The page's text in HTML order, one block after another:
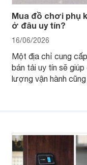
Mua đồ chơi phụ
ở đâu uy tín?
16/06/2026
Một địa chỉ cung
bán tải uy tín sẽ
lượng vận hành